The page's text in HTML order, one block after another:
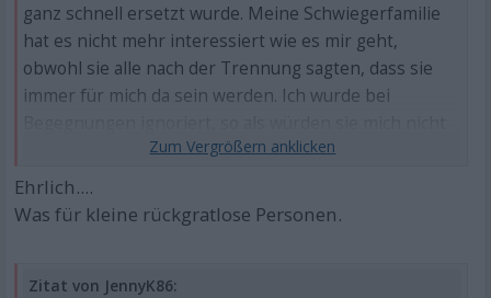
ganz schnell ersetzt wurde. Meine Schwiegerfamilie
hat es nicht mehr interessiert wie es mir geht,
obwohl sie alle nach der Trennung sagten, dass sie
immer für mich da sein werden. Ich wurde bei
kennen. Die neue Familie wurde herzlich
aufgenommen und ich war nichts mehr wert.
Ehrlich....
Was für kleine rückgratlose Personen.
Zitat von JennyK86: